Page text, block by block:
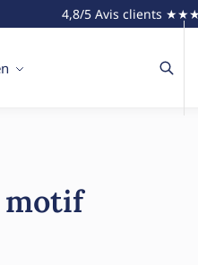
4,8/5 Avis clients
motif